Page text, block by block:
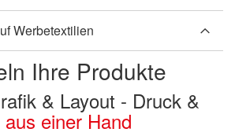
Werbetextilien
Ihre Produkte
& Layout - Druck &
einer Hand